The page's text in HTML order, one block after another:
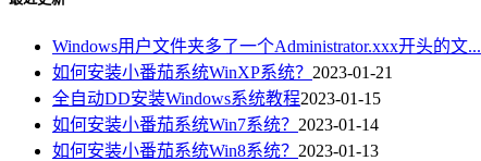
Windows用户文件夹多了一个Administrator.xxx开头的文...
如何安装小番茄系统WinXP系统？ 2023-01-21
全自动DD安装Windows系统教程2023-01-15
如何安装小番茄系统Win7系统？ 2023-01-14
如何安装小番茄系统Win8系统？ 2023-01-13